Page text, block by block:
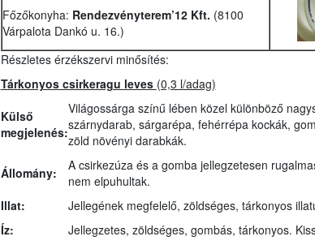
Főzőkonyha: Rendezvényterem’12 Kft. (8100
Várpalota Dankó u. 16.)
Részletes érzékszervi minősítés:
Tárkonyos csirkeragu leves (0,3 l/adag)
Külső
megjelenés:
Világossárga színű lében közel különböző
szárnydarab, sárgarépa, fehérrépa kockák,
zöld növényi darabkák.
Állomány:
A csirkezúza és a gomba jellegzetesen
nem elpuhultak.
Illat:
Jellegének megfelelő, zöldséges, tárkonyos
Íz:
Jellegzetes, zöldséges, gombás, tárkonyos.